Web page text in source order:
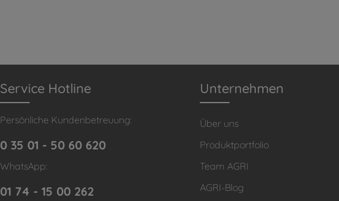
Service Hotline
Persönliche Kundenbetreuung:
0 35 01 - 50 60 620
WhatsApp:
01 74 - 15 00 262
Unternehmen
Über uns
Produktportfolio
Team AGRI
AGRI-Blog